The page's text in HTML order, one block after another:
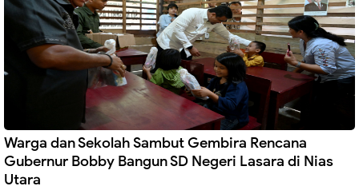
Warga dan Sekolah Sambut Gembira Rencana
Gubernur Bobby Bangun SD Negeri Lasara di Nias
Utara